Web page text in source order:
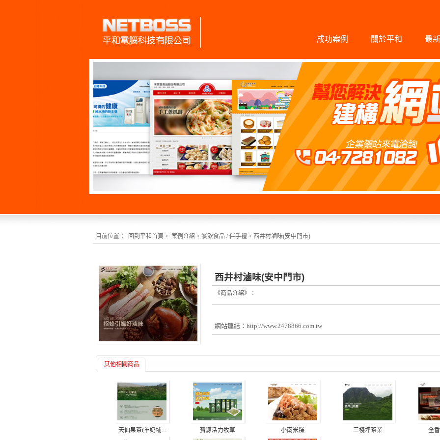
成功案例 關於平和 最
目前位置： 回到平和首頁 > 案例介紹 > 餐飲食品 / 伴手禮 > 西井村滷味(安中門市)
西井村滷味(安中門市)
《商品介紹》：
網站連結： http://www.2478866.com.tw
其他相關商品
天仙果茶(羊奶埔... 寶源活力牧草 小南米糕 三棧坪茶業 全